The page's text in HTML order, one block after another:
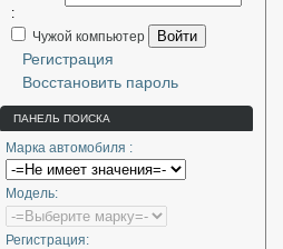
:
Чужой компьютер
Войти
Регистрация
Восстановить пароль
ПАНЕЛЬ ПОИСКА
Марка автомобиля :
Модель:
Регистрация: